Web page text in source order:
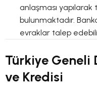
anlaşması
bulunmaktadır.
evraklar talep
Türkiye Geneli
ve Kredisi